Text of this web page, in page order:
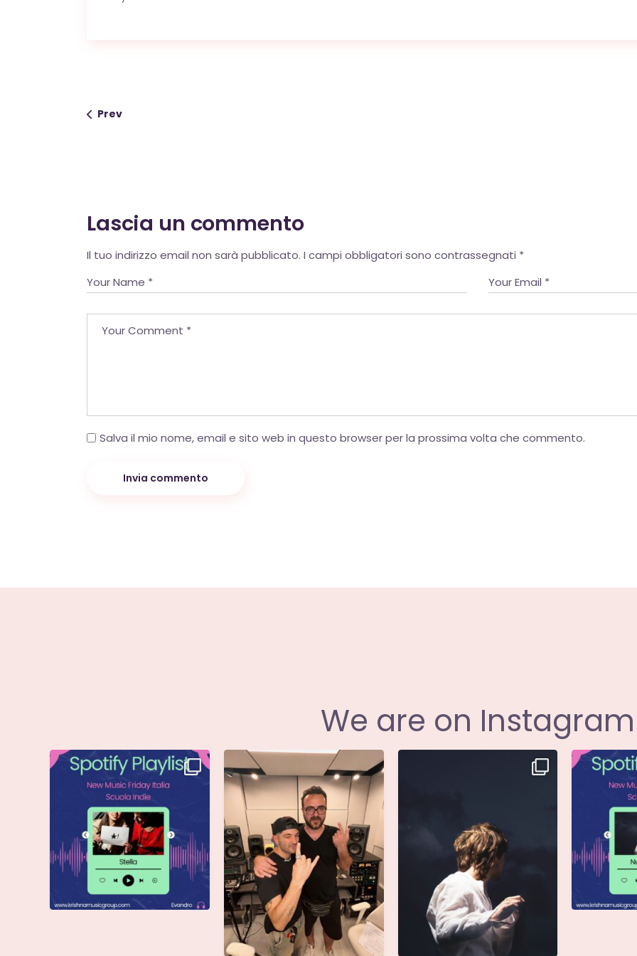
Prev
Lascia un commento
Il tuo indirizzo email non sarà pubblicato. I campi obbligatori sono contrassegnati *
Salva il mio nome, email e sito web in questo browser per la prossima volta che commento.
Invia commento
We are on Instagram
Stella di @musicadievandro è
disponibile su tutte...
Siamo entusiasti di annunciare
che @moseofficial...
Nuova